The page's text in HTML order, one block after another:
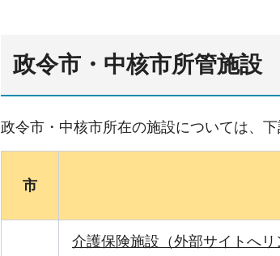
政令市・中核市所管施設
政令市・中核市所在の施設については、下
市
介護保険施設（外部サイトへリ